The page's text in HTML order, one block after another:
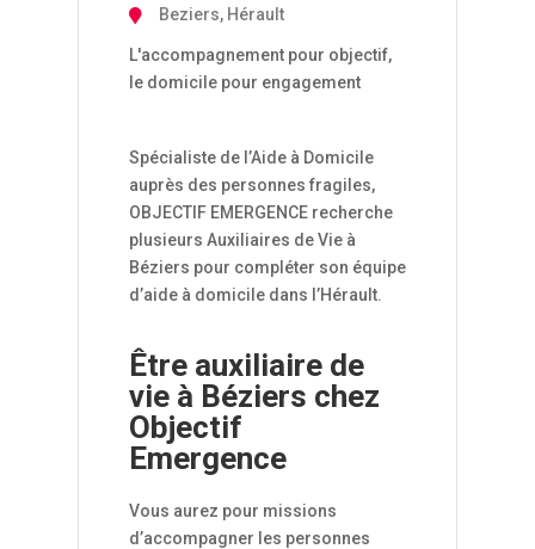
Beziers, Hérault
L'accompagnement pour objectif,
le domicile pour engagement
Spécialiste de l’Aide à Domicile
auprès des personnes fragiles,
OBJECTIF EMERGENCE recherche
plusieurs Auxiliaires de Vie à
Béziers pour compléter son équipe
d’aide à domicile dans l’Hérault.
Être auxiliaire de
vie à Béziers chez
Objectif
Emergence
Vous aurez pour missions
d’accompagner les personnes